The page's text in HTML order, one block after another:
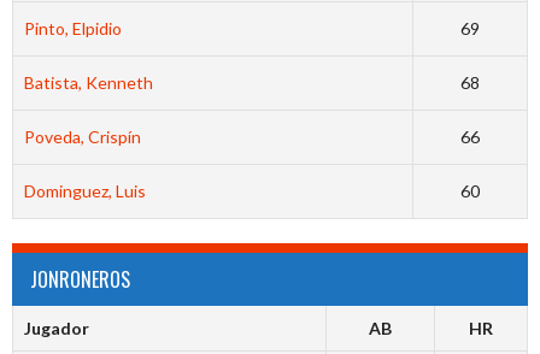
Pinto, Elpidio 69
Batista, Kenneth 68
Poveda, Crispín 66
Dominguez, Luis 60
JONRONEROS
Jugador AB HR